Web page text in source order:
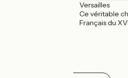
Versailles
Ce véritable
Français du